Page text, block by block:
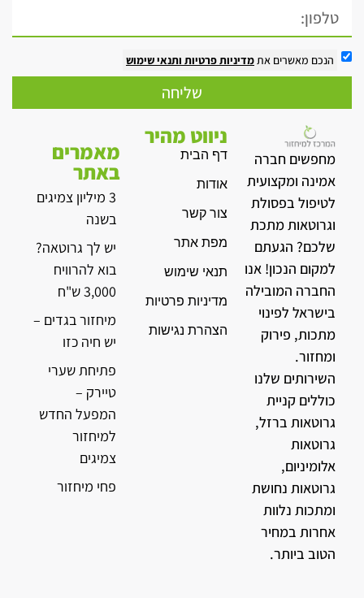
הנכם מאשרים אתמדיניות פרטיות ותנאי שימוש
שליחה
מחפשים חברה
אמינה ומקצועית
לטיפול בפסולת
וגרוטאות מתכת
שלכם? הגעתם
למקום הנכון! אנו
החברה המובילה
בישראל לפינוי
מתכות, פירוק
ומחזור.
השירותים שלנו
כוללים קניית
גרוטאות ברזל,
גרוטאות
אלומיניום,
גרוטאות נחושת
ומתכות נלוות
אחרות במחיר
הטוב ביותר.
ניווט מהיר
דף הבית
אודות
צור קשר
מפת אתר
תנאי שימוש
מדיניות פרטיות
הצהרת נגישות
מאמרים
באתר
3 מיליון צמיגים
בשנה
יש לך גרוטאה?
בוא להרוויח
3,000 ש"ח
מיחזור בגדים –
יש חיה כזו
פתיחת שערי
טיירק –
המפעל החדש
למיחזור
צמיגים
פחי מיחזור